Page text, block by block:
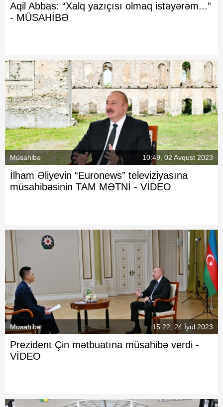
Aqil Abbas: “Xalq yazıçısı olmaq istəyərəm...”
- MÜSAHİBƏ
Müsahibə 10:49, 02 Avqust 2023
İlham Əliyevin “Euronews” televiziyasına
müsahibəsinin TAM MƏTNİ - VİDEO
Müsahibə 15:22, 24 İyul 2023
Prezident Çin mətbuatına müsahibə verdi -
VİDEO